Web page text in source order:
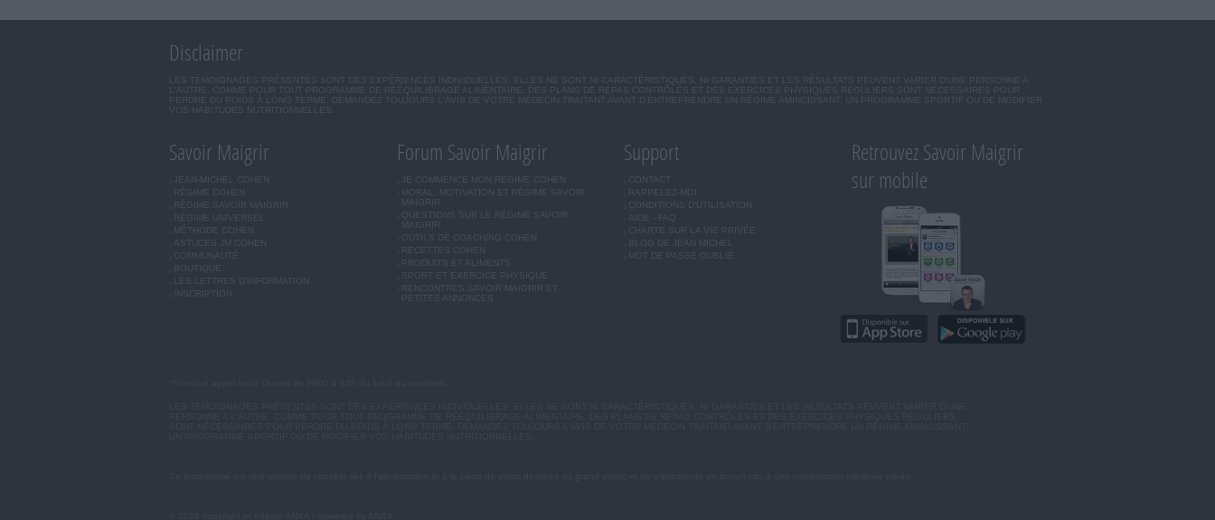
Disclaimer
LES TÉMOIGNAGES PRÉSENTÉS SONT DES EXPÉRIENCES INDIVIDUELLES. ELLES NE SONT NI CARACTÉRISTIQUES, NI GARANTIES ET LES RÉSULTATS PEUVENT VARIER D'UNE PERSONNE A
L'AUTRE. COMME POUR TOUT PROGRAMME DE RÉÉQUILIBRAGE ALIMENTAIRE, DES PLANS DE REPAS CONTRÔLÉS ET DES EXERCICES PHYSIQUES RÉGULIERS SONT NÉCESSAIRES POUR
PERDRE DU POIDS À LONG TERME. DEMANDEZ TOUJOURS L'AVIS DE VOTRE MÉDECIN TRAITANT AVANT D'ENTREPRENDRE UN RÉGIME AMINCISSANT, UN PROGRAMME SPORTIF OU DE MODIFIER
VOS HABITUDES NUTRITIONNELLES.
Savoir Maigrir
JEAN-MICHEL COHEN
RÉGIME COHEN
RÉGIME SAVOIR MAIGRIR
RÉGIME UNIVERSEL
MÉTHODE COHEN
ASTUCES JM COHEN
COMMUNAUTÉ
BOUTIQUE
LES LETTRES D'INFORMATION
INSCRIPTION
Forum Savoir Maigrir
JE COMMENCE MON RÉGIME COHEN
MORAL, MOTIVATION ET RÉGIME SAVOIR
MAIGRIR
QUESTIONS SUR LE RÉGIME SAVOIR
MAIGRIR
OUTILS DE COACHING COHEN
RECETTES COHEN
PRODUITS ET ALIMENTS
SPORT ET EXERCICE PHYSIQUE
RENCONTRES SAVOIR MAIGRIR ET
PETITES ANNONCES
Support
CONTACT
RAPPELEZ-MOI
CONDITIONS D'UTILISATION
AIDE - FAQ
CHARTE SUR LA VIE PRIVÉE
BLOG DE JEAN MICHEL
MOT DE PASSE OUBLIÉ
Retrouvez Savoir Maigrir
sur mobile